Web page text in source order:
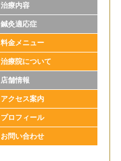
治療内容
鍼灸適応症
料金メニュー
治療院について
店舗情報
アクセス案内
プロフィール
お問い合わせ